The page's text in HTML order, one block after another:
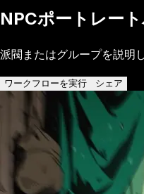
NPCポートレー
派閥またはグループを説明
ワークフローを実行 シェア